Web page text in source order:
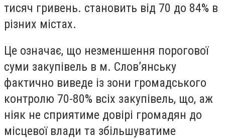
тисяч гривень. становить від 70 до 84% в
різних містах.
Це означає, що незменшення порогової
суми закупівель в м. Слов’янську
фактично виведе із зони громадського
контролю 70-80% всіх закупівель, що, аж
ніяк не сприятиме довірі громадян до
місцевої влади та збільшуватиме